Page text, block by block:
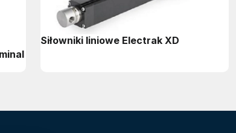
Siłowniki liniowe Electrak XD